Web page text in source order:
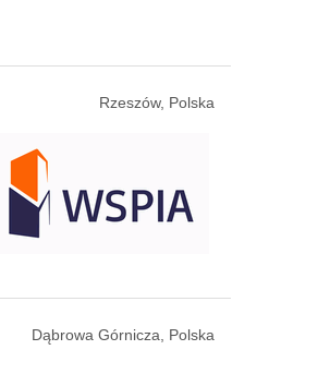
Rzeszów, Polska
Dąbrowa Górnicza, Polska